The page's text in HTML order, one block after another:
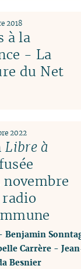
à la
- La
du Net
2018
Libre à
2022
Benjamin
Carrère -
Besnier